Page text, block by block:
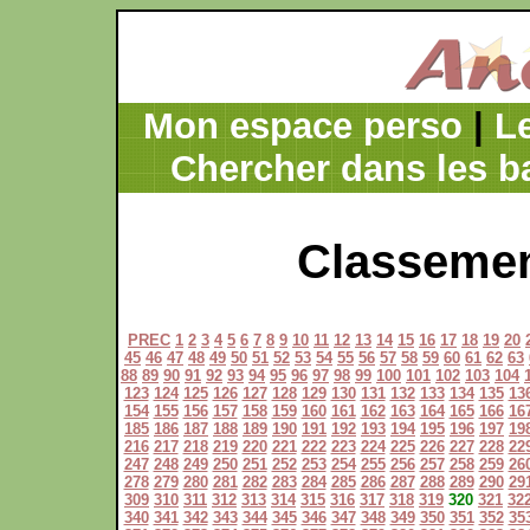
Mon espace perso
Chercher dans les
PREC 1 2 3 4 5 6 7 8 9 10 11 12 13 14 15 16 17 18 19 20
45 46 47 48 49 50 51 52 53 54 55 56 57 58 59 60 61 62 63
88 89 90 91 92 93 94 95 96 97 98 99 100 101 102 103 104
123 124 125 126 127 128 129 130 131 132 133 134 135
154 155 156 157 158 159 160 161 162 163 164 165 166
185 186 187 188 189 190 191 192 193 194 195 196 197
216 217 218 219 220 221 222 223 224 225 226 227 228
247 248 249 250 251 252 253 254 255 256 257 258 259
278 279 280 281 282 283 284 285 286 287 288 289 290
309 310 311 312 313 314 315 316 317 318 319 320 321
340 341 342 343 344 345 346 347 348 349 350 351 352